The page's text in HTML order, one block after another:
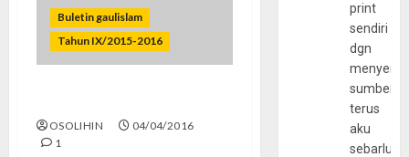
Buletin gaulislam
Tahun IX/2015-2016
OSOLIHIN
04/04/2016
1
print
sendiri
dgn
sumber
terus
aku